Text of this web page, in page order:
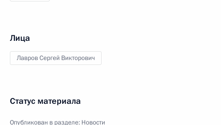
Лица
Лавров Сергей Викторович
Статус материала
Опубликован в разделе: Новости